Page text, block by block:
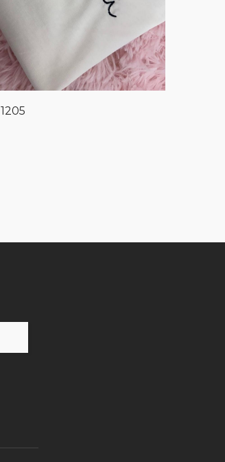
1205